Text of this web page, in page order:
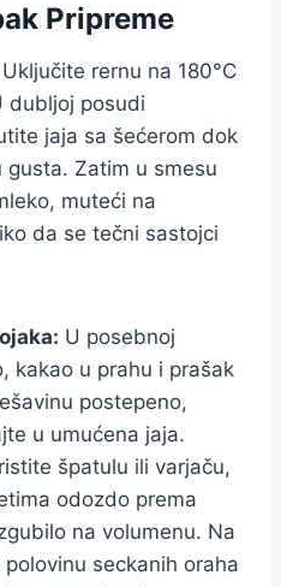
Pripreme
Uključite rernu na 180°C
dubljoj posudi
jaja sa šećerom dok
Zatim u smesu
muteći na
da se tečni sastojci
U posebnoj
kakao u prahu i prašak
postepeno,
u umućena jaja.
špatulu ili varjaču,
odozdo prema
na volumenu. Na
seckanih oraha